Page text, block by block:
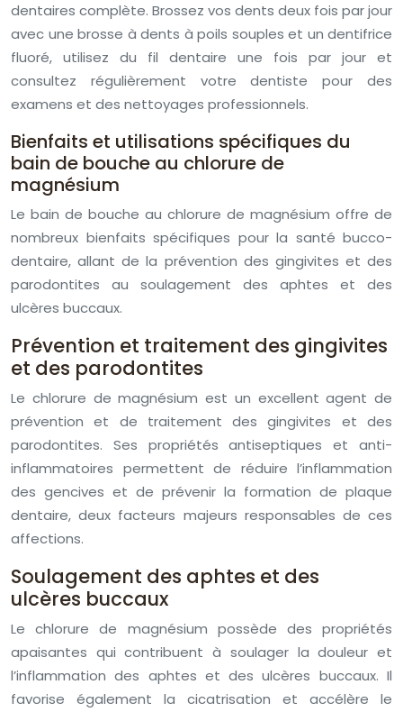
dentaires complète. Brossez vos dents deux fois par jour
avec une brosse à dents à poils souples et un dentifrice
fluoré, utilisez du fil dentaire une fois par jour et
consultez régulièrement votre dentiste pour des
examens et des nettoyages professionnels.
Bienfaits et utilisations spécifiques du
bain de bouche au chlorure de
magnésium
Le bain de bouche au chlorure de magnésium offre de
nombreux bienfaits spécifiques pour la santé bucco-
dentaire, allant de la prévention des gingivites et des
parodontites au soulagement des aphtes et des
ulcères buccaux.
Prévention et traitement des gingivites
et des parodontites
Le chlorure de magnésium est un excellent agent de
prévention et de traitement des gingivites et des
parodontites. Ses propriétés antiseptiques et anti-
inflammatoires permettent de réduire l’inflammation
des gencives et de prévenir la formation de plaque
dentaire, deux facteurs majeurs responsables de ces
affections.
Soulagement des aphtes et des
ulcères buccaux
Le chlorure de magnésium possède des propriétés
apaisantes qui contribuent à soulager la douleur et
l’inflammation des aphtes et des ulcères buccaux. Il
favorise également la cicatrisation et accélère le